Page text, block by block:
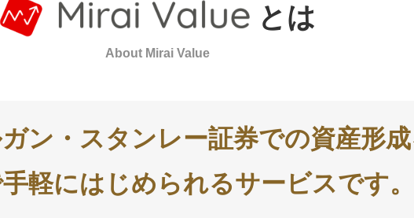
とは
About Mirai Value
ン・スタンレー証券での資産形成
軽にはじめられるサービスです。